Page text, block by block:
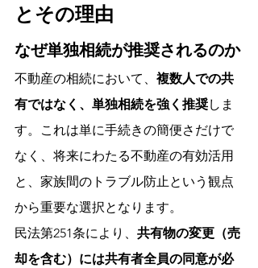
とその理由
なぜ単独相続が推奨されるのか
不動産の相続において、 複数人での共
有ではなく、単独相続を強く推奨しま
す。これは単に手続きの簡便さだけで
なく、将来にわたる不動産の有効活用
と、家族間のトラブル防止という観点
から重要な選択となります。
民法第251条により、 共有物の変更（売
却を含む）には共有者全員の同意が必